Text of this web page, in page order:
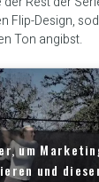
Flip-Design,
Ton angibst.
um
und